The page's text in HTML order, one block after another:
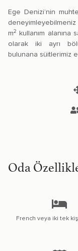
Ege Denizi’nin
m2
kullanım alanına
olarak iki ayrı
bulunana süitlerimiz
Oda
French veya iki tek